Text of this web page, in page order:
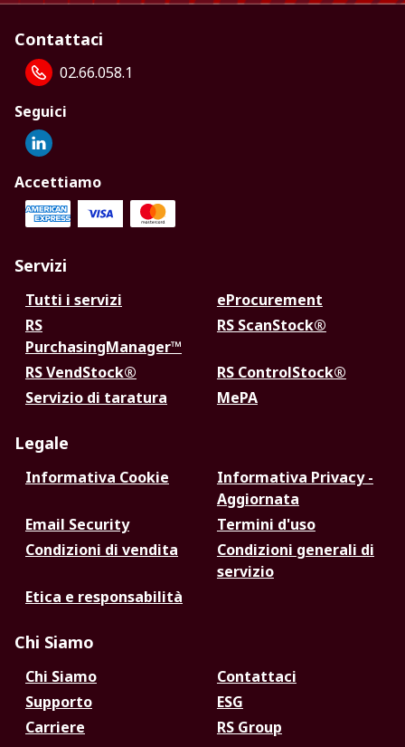
Contattaci
02.66.058.1
Seguici
Accettiamo
Servizi
Tutti i servizi
eProcurement
RS
PurchasingManager™
RS ScanStock®
RS VendStock®
RS ControlStock®
Servizio di taratura
MePA
Legale
Informativa Cookie
Informativa Privacy -
Aggiornata
Email Security
Termini d'uso
Condizioni di vendita
Condizioni generali di
servizio
Etica e responsabilità
Chi Siamo
Chi Siamo
Contattaci
Supporto
ESG
Carriere
RS Group